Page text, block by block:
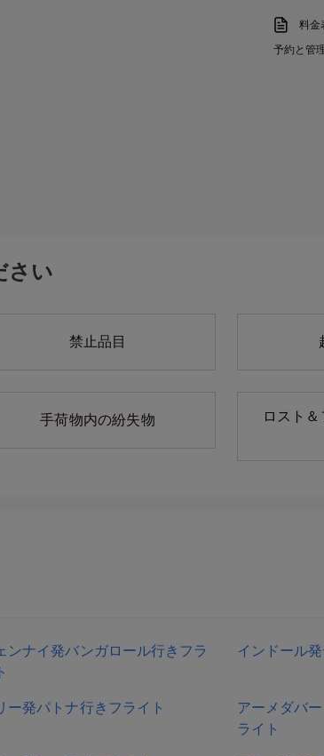
料金
予約と管
さい
禁止品目
手荷物内の紛失物
ロスト
ンナイ発バンガロール行きフラ
インドール
ー発パトナ行きフライト
アーメダバ
ライト